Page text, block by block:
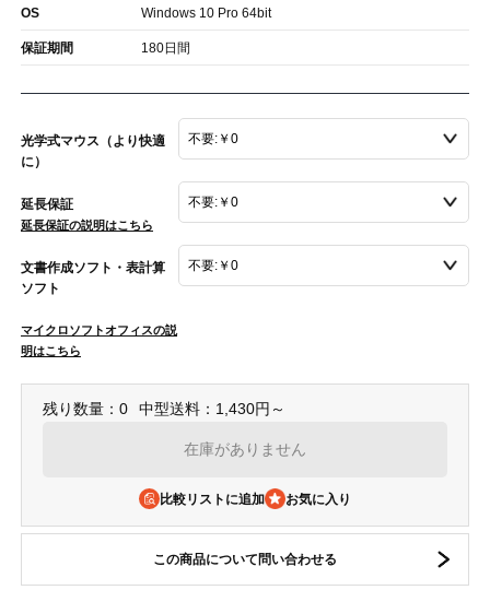
OS Windows 10 Pro 64bit
保証期間 180日間
光学式マウス（より快適
に）
延長保証
延長保証の説明はこちら
文書作成ソフト・表計算
ソフト
マイクロソフトオフィスの説
明はこちら
残り数量：0 中型送料：1,430円～
在庫がありません
比較リストに追加
この商品について問い合わせる